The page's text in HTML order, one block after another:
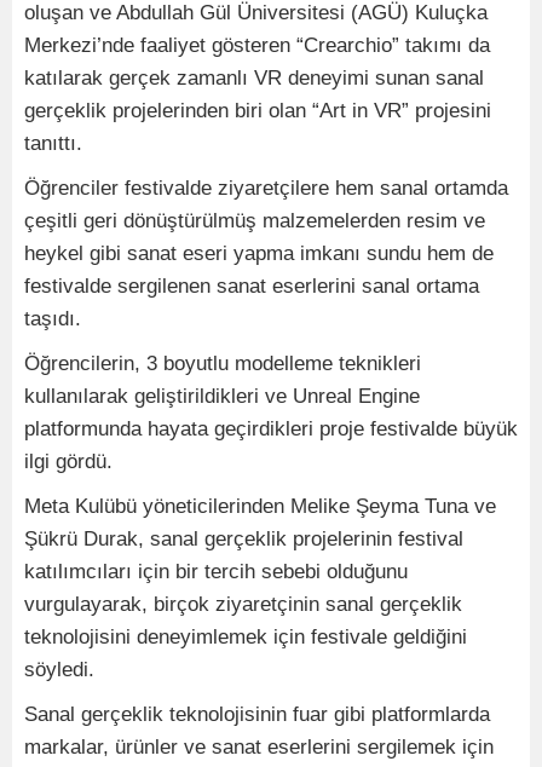
oluşan ve Abdullah Gül Üniversitesi (AGÜ) Kuluçka
Merkezi’nde faaliyet gösteren “Crearchio” takımı da
katılarak gerçek zamanlı VR deneyimi sunan sanal
gerçeklik projelerinden biri olan “Art in VR” projesini
tanıttı.
Öğrenciler festivalde ziyaretçilere hem sanal ortamda
çeşitli geri dönüştürülmüş malzemelerden resim ve
heykel gibi sanat eseri yapma imkanı sundu hem de
festivalde sergilenen sanat eserlerini sanal ortama
taşıdı.
Öğrencilerin, 3 boyutlu modelleme teknikleri
kullanılarak geliştirildikleri ve Unreal Engine
platformunda hayata geçirdikleri proje festivalde büyük
ilgi gördü.
Meta Kulübü yöneticilerinden Melike Şeyma Tuna ve
Şükrü Durak, sanal gerçeklik projelerinin festival
katılımcıları için bir tercih sebebi olduğunu
vurgulayarak, birçok ziyaretçinin sanal gerçeklik
teknolojisini deneyimlemek için festivale geldiğini
söyledi.
Sanal gerçeklik teknolojisinin fuar gibi platformlarda
markalar, ürünler ve sanat eserlerini sergilemek için